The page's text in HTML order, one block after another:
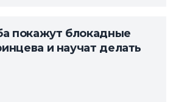
покажут блокадные
и научат делать